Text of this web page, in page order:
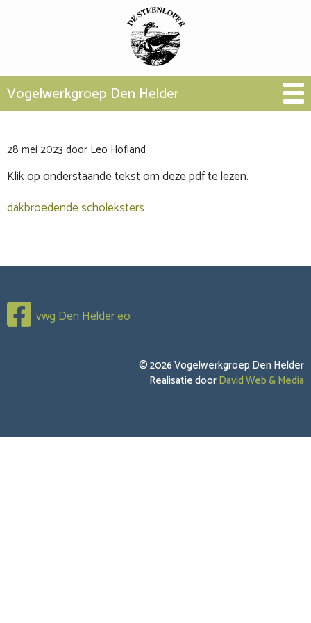
Vogelwerkgroep Den Helder
28 mei 2023 door Leo Hofland
Klik op onderstaande tekst om deze pdf te lezen.
dakbroedende scholeksters
vwg Den Helder eo
© 2026 Vogelwerkgroep Den Helder
Realisatie doorDavid Web & Media